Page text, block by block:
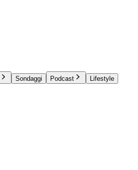
Sondaggi Podcast
Lifestyle